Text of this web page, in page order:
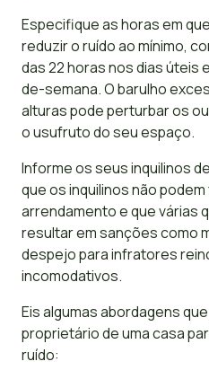
Especifique as horas em
reduzir o ruído ao mínimo,
das 22 horas nos dias úteis
de-semana. O barulho
alturas pode perturbar os
o usufruto do seu espaço.
Informe os seus inquilinos
que os inquilinos não
arrendamento e que várias
resultar em sanções como
despejo para infratores
incomodativos.
Eis algumas abordagens
proprietário de uma casa
ruído: